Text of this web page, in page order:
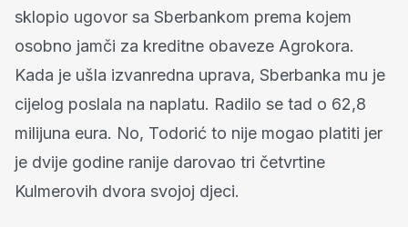
sklopio ugovor sa Sberbankom prema kojem
osobno jamči za kreditne obaveze Agrokora.
Kada je ušla izvanredna uprava, Sberbanka mu je
cijelog poslala na naplatu. Radilo se tad o 62,8
milijuna eura. No, Todorić to nije mogao platiti jer
je dvije godine ranije darovao tri četvrtine
Kulmerovih dvora svojoj djeci.